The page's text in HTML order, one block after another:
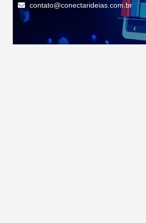
contato@conectarideias.com.br